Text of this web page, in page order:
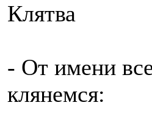
Клятва
- От имени
клянемся: